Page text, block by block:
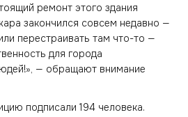
ремонт этого здания
закончился совсем недавно —
перестраивать там что-то —
для города
— обращают внимание
подписали 194 человека.